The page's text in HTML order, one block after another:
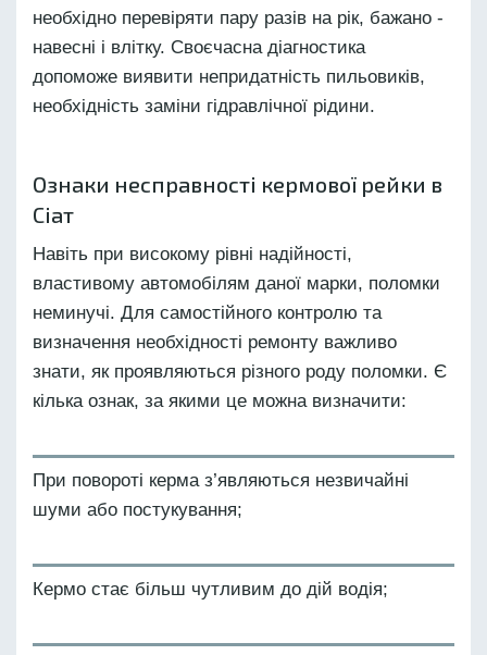
необхідно перевіряти пару разів на рік, бажано -
навесні і влітку. Своєчасна діагностика
допоможе виявити непридатність пильовиків,
необхідність заміни гідравлічної рідини.
Ознаки несправності кермової рейки в
Сіат
Навіть при високому рівні надійності,
властивому автомобілям даної марки, поломки
неминучі. Для самостійного контролю та
визначення необхідності ремонту важливо
знати, як проявляються різного роду поломки. Є
кілька ознак, за якими це можна визначити:
При повороті керма з’являються незвичайні
шуми або постукування;
Кермо стає більш чутливим до дій водія;